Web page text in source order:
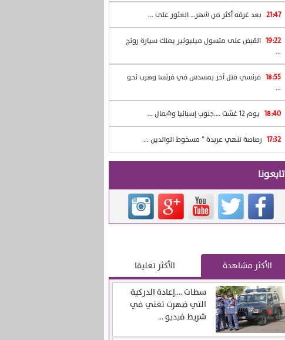
21:47 بعد غرقه أكثر من شهر… العثور على ...
19:22 القبض على متسول ميليونير يملك سيارة رونج
...
18:55 فرنسي قتل آخر بمسدس في فرنسا وهرب نحو
...
18:40 يوم 12 غشت ….جنوب إسبانيا وشمال ...
17:32 رصاصة تنهي عربدة ” مسخوط الوالدين ...
تابعونا
الأكثر مشاهدة
الأكثر تعليقا
سطات ….إعادة الدركية
التي ضهرت تغني في
شريط فيديو ...